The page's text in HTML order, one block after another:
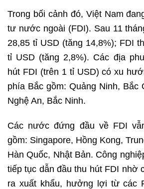
Trong bối cảnh đó, Việt Nam
tư nước ngoài (FDI). Sau 11
28,85 tỉ USD (tăng 14,8%); FDI
tỉ USD (tăng 2,8%). Các địa
hút FDI (trên 1 tỉ USD) có xu
phía Bắc gồm: Quảng Ninh, Bắc
Nghệ An, Bắc Ninh.
Các nước đứng đầu về FDI
gồm: Singapore, Hồng Kong,
Hàn Quốc, Nhật Bản. Công
tiếp tục dẫn đầu thu hút FDI nhờ
ra xuất khẩu, hưởng lợi từ các